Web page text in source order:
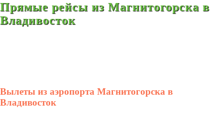
Прямые рейсы из Магнитогорска в
Владивосток
Вылеты из аэропорта Магнитогорска в
Владивосток